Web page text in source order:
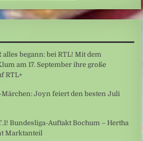
alles begann: bei RTL! Mit dem
am 17. September ihre große
RTL+
Joyn feiert den besten Juli
Bundesliga-Auftakt Bochum – Hertha
Marktanteil